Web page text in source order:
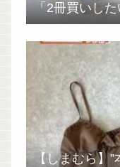
「2冊買いし
【しまむら】”